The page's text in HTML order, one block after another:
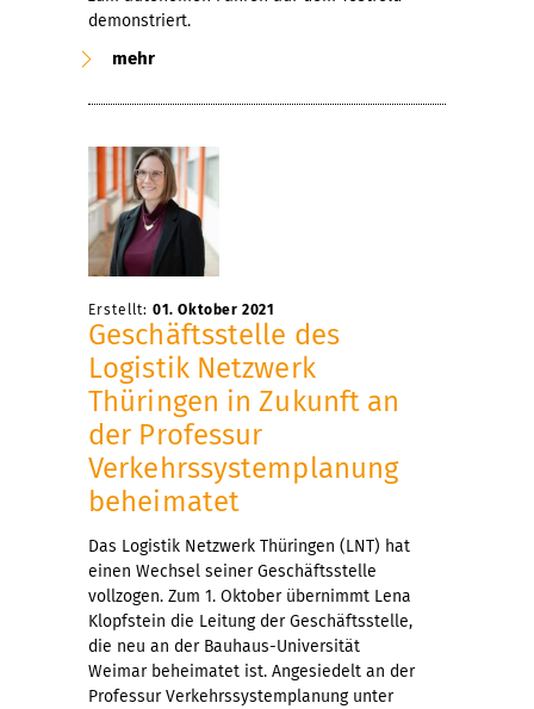
demonstriert.
mehr
Erstellt: 01. Oktober 2021
Geschäftsstelle des
Logistik Netzwerk
Thüringen in Zukunft an
der Professur
Verkehrssystemplanung
beheimatet
Das Logistik Netzwerk Thüringen (LNT) hat
einen Wechsel seiner Geschäftsstelle
vollzogen. Zum 1. Oktober übernimmt Lena
Klopfstein die Leitung der Geschäftsstelle,
die neu an der Bauhaus-Universität
Weimar beheimatet ist. Angesiedelt an der
Professur Verkehrssystemplanung unter